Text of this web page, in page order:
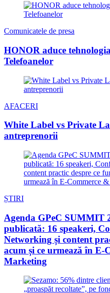
Comunicatele de presa
HONOR aduce
Telefoanelor
AFACERI
White Label vs Private
antreprenorii
ȘTIRI
Agenda GPeC SUMMIT
publicată: 16 speakeri,
Networking și content
acum și ce urmează în
Marketing